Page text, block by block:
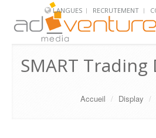
LANGUES RECRUTEMENT
ACCUEIL
SMART Trading
Accueil / Display /